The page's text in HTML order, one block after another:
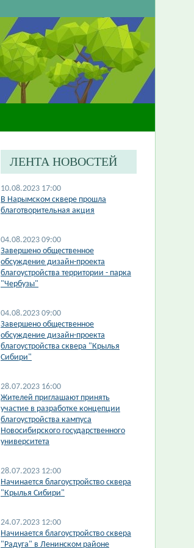
ЛЕНТА НОВОСТЕЙ
10.08.2023 17:00
В Нарымском сквере прошла
благотворительная акция
04.08.2023 09:00
Завершено общественное
обсуждение дизайн-проекта
благоустройства территории - парка
"Чербузы"
04.08.2023 09:00
Завершено общественное
обсуждение дизайн-проекта
благоустройства сквера "Крылья
Сибири"
28.07.2023 16:00
Жителей приглашают принять
участие в разработке концепции
благоустройства кампуса
Новосибирского государственного
университета
28.07.2023 12:00
Начинается благоустройство сквера
"Крылья Сибири"
24.07.2023 12:00
Начинается благоустройство сквера
"Радуга" в Ленинском районе